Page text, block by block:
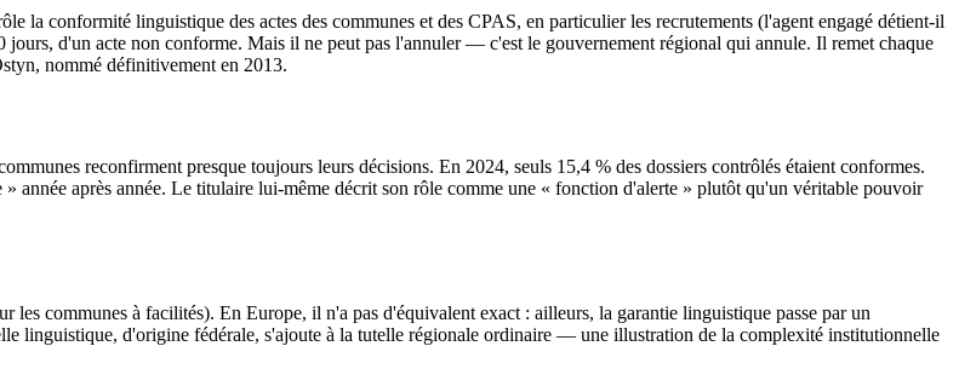
la conformité linguistique des actes des communes et des CPAS, en particulier les recrutements (l'agent engagé détient-il
jours, d'un acte non conforme. Mais il ne peut pas l'annuler — c'est le gouvernement régional qui annule. Il remet chaque
nommé définitivement en 2013.
reconfirment presque toujours leurs décisions. En 2024, seuls 15,4 % des dossiers contrôlés étaient conformes.
année après année. Le titulaire lui-même décrit son rôle comme une « fonction d'alerte » plutôt qu'un véritable pouvoir
communes à facilités). En Europe, il n'a pas d'équivalent exact : ailleurs, la garantie linguistique passe par un
linguistique, d'origine fédérale, s'ajoute à la tutelle régionale ordinaire — une illustration de la complexité institutionnelle